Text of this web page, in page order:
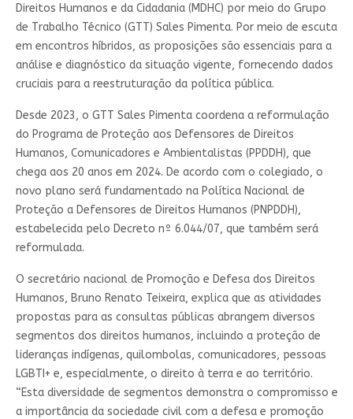
Direitos Humanos e da Cidadania (MDHC) por meio do Grupo
de Trabalho Técnico (GTT) Sales Pimenta. Por meio de escuta
em encontros híbridos, as proposições são essenciais para a
análise e diagnóstico da situação vigente, fornecendo dados
cruciais para a reestruturação da política pública.
Desde 2023, o GTT Sales Pimenta coordena a reformulação
do Programa de Proteção aos Defensores de Direitos
Humanos, Comunicadores e Ambientalistas (PPDDH), que
chega aos 20 anos em 2024. De acordo com o colegiado, o
novo plano será fundamentado na Política Nacional de
Proteção a Defensores de Direitos Humanos (PNPDDH),
estabelecida pelo Decreto nº 6.044/07, que também será
reformulada.
O secretário nacional de Promoção e Defesa dos Direitos
Humanos, Bruno Renato Teixeira, explica que as atividades
propostas para as consultas públicas abrangem diversos
segmentos dos direitos humanos, incluindo a proteção de
lideranças indígenas, quilombolas, comunicadores, pessoas
LGBTI+ e, especialmente, o direito à terra e ao território.
“Esta diversidade de segmentos demonstra o compromisso e
a importância da sociedade civil com a defesa e promoção